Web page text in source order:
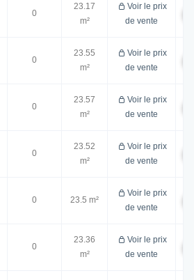
0
23.17
m²
Voir le prix
de vente
0
23.55
m²
Voir le prix
de vente
0
23.57
m²
Voir le prix
de vente
0
23.52
m²
Voir le prix
de vente
0 23.5 m²
Voir le prix
de vente
0
23.36
m²
Voir le prix
de vente